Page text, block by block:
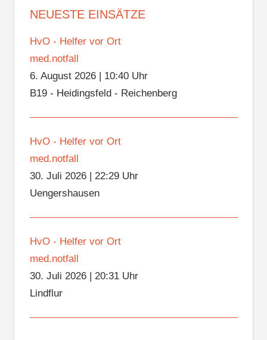
NEUESTE EINSÄTZE
HvO - Helfer vor Ort
med.notfall
6. August 2026| 10:40 Uhr
B19 - Heidingsfeld - Reichenberg
HvO - Helfer vor Ort
med.notfall
30. Juli 2026| 22:29 Uhr
Uengershausen
HvO - Helfer vor Ort
med.notfall
30. Juli 2026| 20:31 Uhr
Lindflur